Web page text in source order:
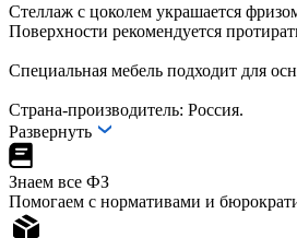
Стеллаж с цоколем украшается
Поверхности рекомендуется
Специальная мебель подходит для
Страна-производитель: Россия.
Развернуть
Знаем все ФЗ
Помогаем с нормативами и